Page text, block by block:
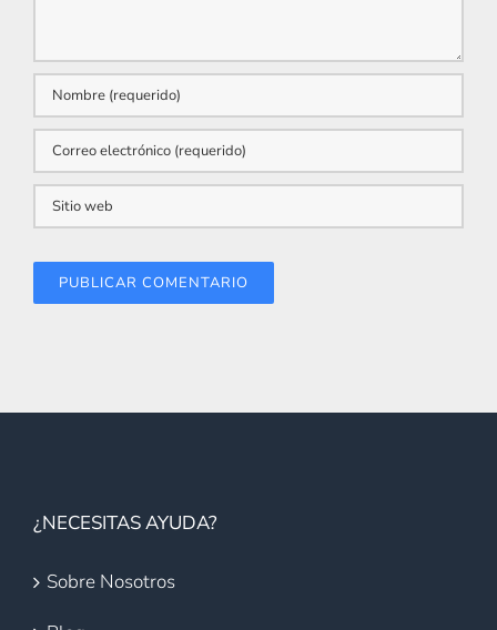
¿NECESITAS AYUDA?
Sobre Nosotros